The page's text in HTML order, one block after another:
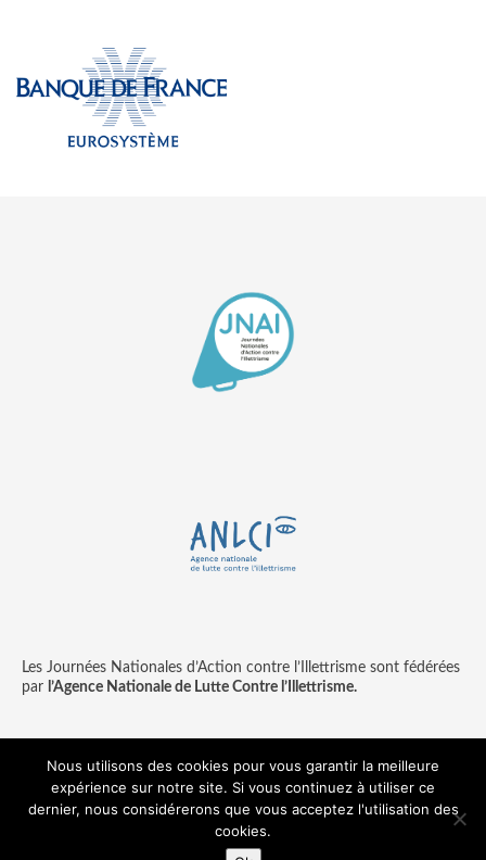
Les Journées Nationales d’Action contre l’Illettrisme sont fédérées
par l’Agence Nationale de Lutte Contre l’Illettrisme.
Contact
Mentions légales
© copyright ANLCI 2018
Nous utilisons des cookies pour vous garantir la meilleure
expérience sur notre site. Si vous continuez à utiliser ce
dernier, nous considérerons que vous acceptez l'utilisation des
cookies.